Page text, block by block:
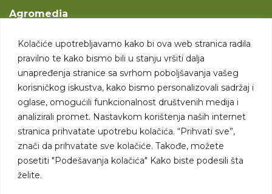
Kolačiće upotrebljavamo kako bi ova web stranica radila
pravilno te kako bismo bili u stanju vršiti dalja
unapređenja stranice sa svrhom poboljšavanja vašeg
korisničkog iskustva, kako bismo personalizovali sadržaj i
oglase, omogućili funkcionalnost društvenih medija i
analizirali promet. Nastavkom korištenja naših internet
stranica prihvatate upotrebu kolačića. “Prihvati sve”,
znači da prihvatate sve kolačiće. Takođe, možete
posetiti "Podešavanja kolačića" Kako biste podesili šta
želite.
Agromedia
Svet poljoprivrede
Marketing usluge
Tražimo saradnike
Kontakt
Kontakt